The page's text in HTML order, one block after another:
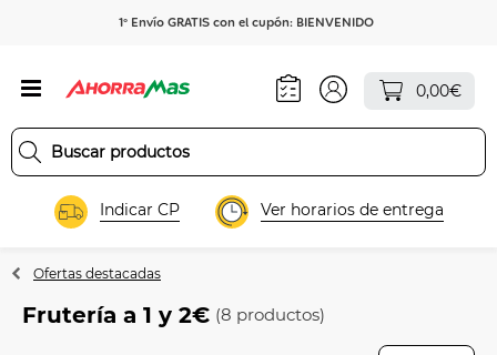
1º Envío GRATIS con el cupón: BIENVENIDO
0,00€
Indicar CP Ver horarios de entrega
Ofertas destacadas
Frutería a 1 y 2€ (8 productos)